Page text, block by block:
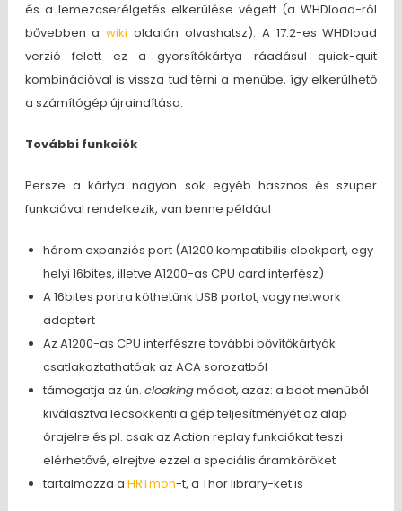
és a lemezcserélgetés elkerülése végett (a WHDload-ról
bővebben awiki oldalán olvashatsz). A 17.2-es WHDload
verzió felett ez a gyorsítókártya ráadásul quick-quit
kombinációval is vissza tud térni a menübe, így elkerülhető
a számítógép újraindítása.
További funkciók
Persze a kártya nagyon sok egyéb hasznos és szuper
funkcióval rendelkezik, van benne például
három expanziós port (A1200 kompatibilis clockport, egy
helyi 16bites, illetve A1200-as CPU card interfész)
A 16bites portra köthetünk USB portot, vagy network
adaptert
Az A1200-as CPU interfészre további bővítőkártyák
csatlakoztathatóak az ACA sorozatból
támogatja az ún. cloakingmódot, azaz: a boot menüből
kiválasztva lecsökkenti a gép teljesítményét az alap
órajelre és pl. csak az Action replay funkciókat teszi
elérhetővé, elrejtve ezzel a speciális áramköröket
tartalmazza a HRTmon-t, a Thor library-ket is